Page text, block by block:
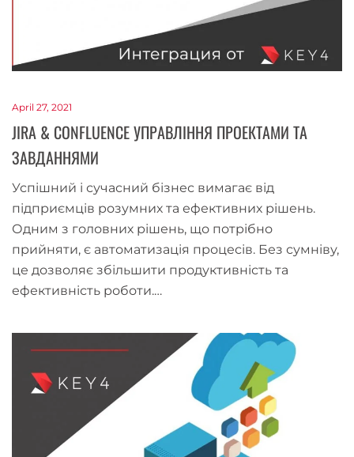
April 27, 2021
JIRA & CONFLUENCE УПРАВЛІННЯ ПРОЕКТАМИ ТА
ЗАВДАННЯМИ
Успішний і сучасний бізнес вимагає від
підприємців розумних та ефективних рішень.
Одним з головних рішень, що потрібно
прийняти, є автоматизація процесів. Без сумніву,
це дозволяє збільшити продуктивність та
ефективність роботи.…